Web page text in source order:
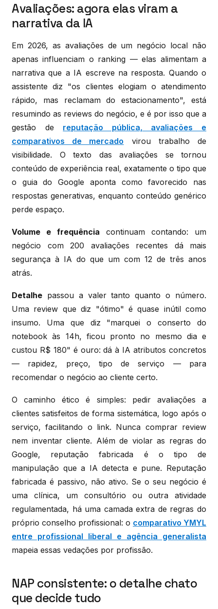
Avaliações: agora elas viram a
narrativa da IA
Em 2026, as avaliações de um negócio local não
apenas influenciam o ranking — elas alimentam a
narrativa que a IA escreve na resposta. Quando o
assistente diz "os clientes elogiam o atendimento
rápido, mas reclamam do estacionamento", está
resumindo as reviews do negócio, e é por isso que a
gestão de reputação pública, avaliações e
comparativos de mercado virou trabalho de
visibilidade. O texto das avaliações se tornou
conteúdo de experiência real, exatamente o tipo que
o guia do Google aponta como favorecido nas
respostas generativas, enquanto conteúdo genérico
perde espaço.
Volume e frequência continuam contando: um
negócio com 200 avaliações recentes dá mais
segurança à IA do que um com 12 de três anos
atrás.
Detalhe passou a valer tanto quanto o número.
Uma review que diz "ótimo" é quase inútil como
insumo. Uma que diz "marquei o conserto do
notebook às 14h, ficou pronto no mesmo dia e
custou R$ 180" é ouro: dá à IA atributos concretos
— rapidez, preço, tipo de serviço — para
recomendar o negócio ao cliente certo.
O caminho ético é simples: pedir avaliações a
clientes satisfeitos de forma sistemática, logo após o
serviço, facilitando o link. Nunca comprar review
nem inventar cliente. Além de violar as regras do
Google, reputação fabricada é o tipo de
manipulação que a IA detecta e pune. Reputação
fabricada é passivo, não ativo. Se o seu negócio é
uma clínica, um consultório ou outra atividade
regulamentada, há uma camada extra de regras do
próprio conselho profissional: o comparativo YMYL
entre profissional liberal e agência generalista
mapeia essas vedações por profissão.
NAP consistente: o detalhe chato
que decide tudo